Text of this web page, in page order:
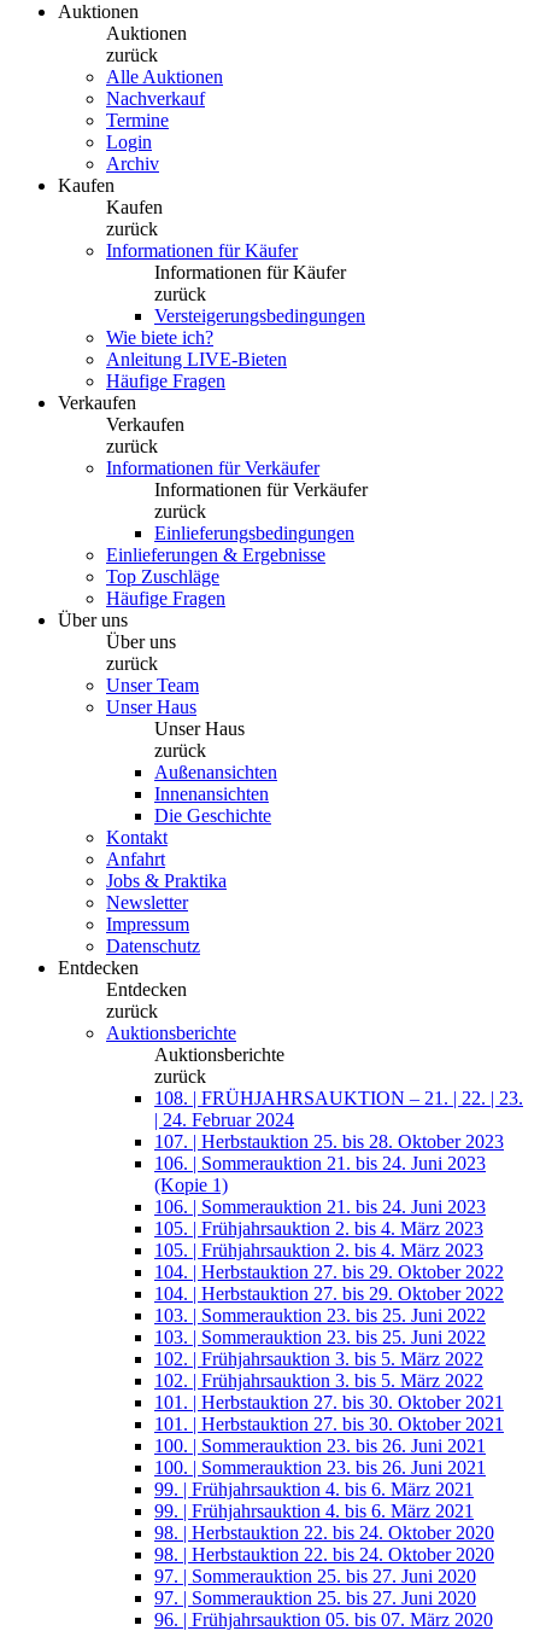
Auktionen
Auktionen
zurück
Alle Auktionen
Nachverkauf
Termine
Login
Archiv
Kaufen
Kaufen
zurück
Informationen für Käufer
Informationen für Käufer
zurück
Versteigerungsbedingungen
Wie biete ich?
Anleitung LIVE-Bieten
Häufige Fragen
Verkaufen
Verkaufen
zurück
Informationen für Verkäufer
Informationen für Verkäufer
zurück
Einlieferungsbedingungen
Einlieferungen & Ergebnisse
Top Zuschläge
Häufige Fragen
Über uns
Über uns
zurück
Unser Team
Unser Haus
Unser Haus
zurück
Außenansichten
Innenansichten
Die Geschichte
Kontakt
Anfahrt
Jobs & Praktika
Newsletter
Impressum
Datenschutz
Entdecken
Entdecken
zurück
Auktionsberichte
Auktionsberichte
zurück
108. | FRÜHJAHRSAUKTION – 21. | 22. | 23.
| 24. Februar 2024
107. | Herbstauktion 25. bis 28. Oktober 2023
106. | Sommerauktion 21. bis 24. Juni 2023
(Kopie 1)
106. | Sommerauktion 21. bis 24. Juni 2023
105. | Frühjahrsauktion 2. bis 4. März 2023
105. | Frühjahrsauktion 2. bis 4. März 2023
104. | Herbstauktion 27. bis 29. Oktober 2022
104. | Herbstauktion 27. bis 29. Oktober 2022
103. | Sommerauktion 23. bis 25. Juni 2022
103. | Sommerauktion 23. bis 25. Juni 2022
102. | Frühjahrsauktion 3. bis 5. März 2022
102. | Frühjahrsauktion 3. bis 5. März 2022
101. | Herbstauktion 27. bis 30. Oktober 2021
101. | Herbstauktion 27. bis 30. Oktober 2021
100. | Sommerauktion 23. bis 26. Juni 2021
100. | Sommerauktion 23. bis 26. Juni 2021
99. | Frühjahrsauktion 4. bis 6. März 2021
99. | Frühjahrsauktion 4. bis 6. März 2021
98. | Herbstauktion 22. bis 24. Oktober 2020
98. | Herbstauktion 22. bis 24. Oktober 2020
97. | Sommerauktion 25. bis 27. Juni 2020
97. | Sommerauktion 25. bis 27. Juni 2020
96. | Frühjahrsauktion 05. bis 07. März 2020